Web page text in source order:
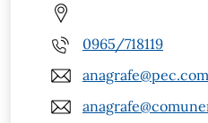
0965/718119